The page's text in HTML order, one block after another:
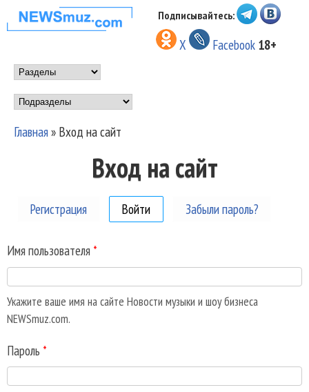
Перейти к основному
содержанию
НОВОСТИ
МУЗЫКИ И
ШОУ БИЗНЕСА
NEWSMUZ.COM
Подписывайтесь:
X Facebook 18+
Main menu
Подразделы
Вы здесь
Главная» Вход на сайт
Вход на сайт
Регистрация Войти (активная вкладка)
Забыли пароль?
Имя пользователя *
Укажите ваше имя на сайте Новости музыки и шоу бизнеса
NEWSmuz.com.
Пароль *